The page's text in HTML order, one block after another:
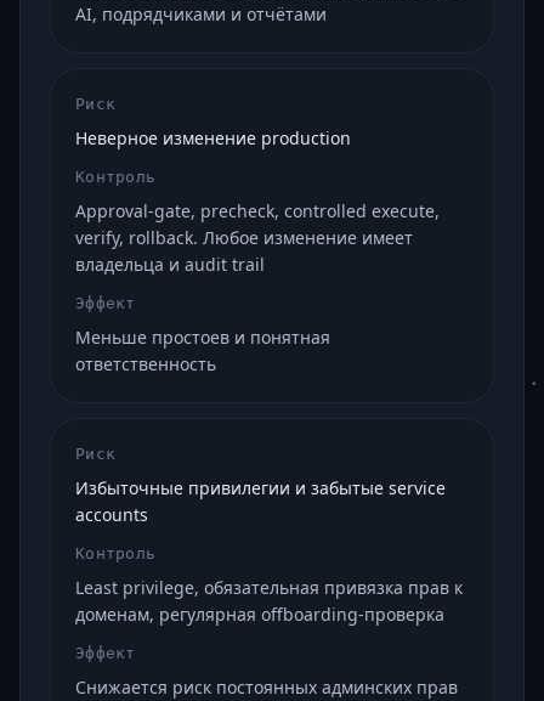
AI, подрядчиками и отчётами
Риск
Неверное изменение production
Контроль
Approval-gate, precheck, controlled execute,
verify, rollback. Любое изменение имеет
владельца и audit trail
Эффект
Меньше простоев и понятная
ответственность
Риск
Избыточные привилегии и забытые service
accounts
Контроль
Least privilege, обязательная привязка прав к
доменам, регулярная offboarding-проверка
Эффект
Снижается риск постоянных админских прав